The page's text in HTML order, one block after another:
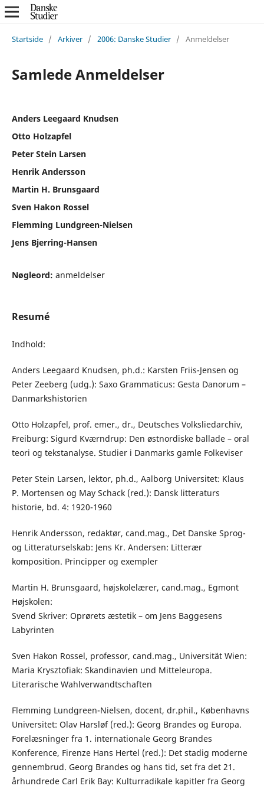
Startside / Arkiver / 2006: Danske Studier / Anmeldelser
Samlede Anmeldelser
Anders Leegaard Knudsen
Otto Holzapfel
Peter Stein Larsen
Henrik Andersson
Martin H. Brunsgaard
Sven Hakon Rossel
Flemming Lundgreen-Nielsen
Jens Bjerring-Hansen
Nøgleord: anmeldelser
Resumé
Indhold:
Anders Leegaard Knudsen, ph.d.: Karsten Friis-Jensen og
Peter Zeeberg (udg.): Saxo Grammaticus: Gesta Danorum –
Danmarkshistorien
Otto Holzapfel, prof. emer., dr., Deutsches Volksliedarchiv,
Freiburg: Sigurd Kværndrup: Den østnordiske ballade – oral
teori og tekstanalyse. Studier i Danmarks gamle Folkeviser
Peter Stein Larsen, lektor, ph.d., Aalborg Universitet: Klaus
P. Mortensen og May Schack (red.): Dansk litteraturs
historie, bd. 4: 1920-1960
Henrik Andersson, redaktør, cand.mag., Det Danske Sprog-
og Litteraturselskab: Jens Kr. Andersen: Litterær
komposition. Principper og exempler
Martin H. Brunsgaard, højskolelærer, cand.mag., Egmont
Højskolen:
Svend Skriver: Oprørets æstetik – om Jens Baggesens
Labyrinten
Sven Hakon Rossel, professor, cand.mag., Universität Wien:
Maria Krysztofiak: Skandinavien und Mitteleuropa.
Literarische Wahlverwandtschaften
Flemming Lundgreen-Nielsen, docent, dr.phil., Københavns
Universitet: Olav Harsløf (red.): Georg Brandes og Europa.
Forelæsninger fra 1. internationale Georg Brandes
Konference, Firenze Hans Hertel (red.): Det stadig moderne
gennembrud. Georg Brandes og hans tid, set fra det 21.
århundrede Carl Erik Bay: Kulturradikale kapitler fra Georg